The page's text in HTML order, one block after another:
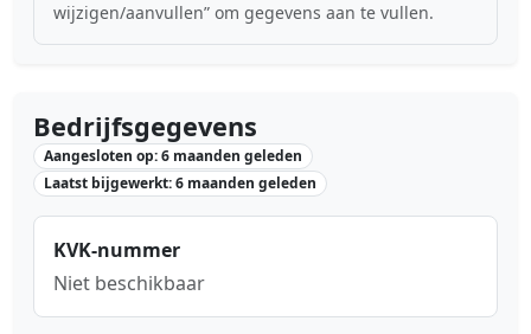
wijzigen/aanvullen” om gegevens aan te vullen.
Bedrijfsgegevens
Aangesloten op: 6 maanden geleden
Laatst bijgewerkt: 6 maanden geleden
KVK-nummer
Niet beschikbaar